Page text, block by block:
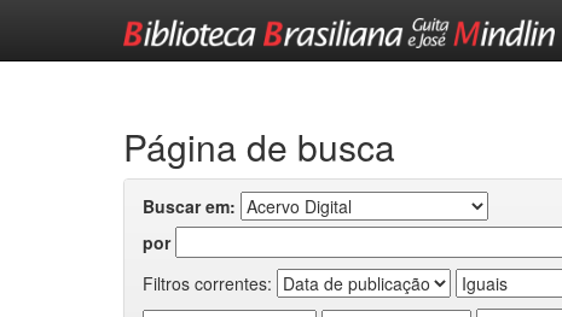
Página de busca
Buscar em:
por
Filtros correntes: